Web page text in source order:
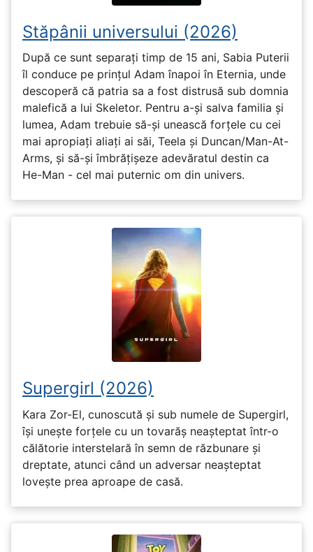
Stăpânii universului (2026)
După ce sunt separați timp de 15 ani, Sabia Puterii
îl conduce pe prințul Adam înapoi în Eternia, unde
descoperă că patria sa a fost distrusă sub domnia
malefică a lui Skeletor. Pentru a-și salva familia și
lumea, Adam trebuie să-și unească forțele cu cei
mai apropiați aliați ai săi, Teela și Duncan/Man-At-
Arms, și să-și îmbrățișeze adevăratul destin ca
He-Man - cel mai puternic om din univers.
Supergirl (2026)
Kara Zor-El, cunoscută și sub numele de Supergirl,
își unește forțele cu un tovarăș neașteptat într-o
călătorie interstelară în semn de răzbunare și
dreptate, atunci când un adversar neașteptat
lovește prea aproape de casă.